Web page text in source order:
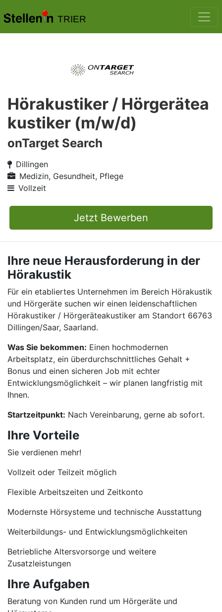
TRIER
Hörakustiker / Hörgerätea
kustiker (m/w/d)
onTarget Search
Dillingen
Medizin, Gesundheit, Pflege
Vollzeit
Jetzt Bewerben
Ihre neue Herausforderung in der
Hörakustik
Für ein etabliertes Unternehmen im Bereich Hörakustik
und Hörgeräte suchen wir einen leidenschaftlichen
Hörakustiker / Hörgeräteakustiker am Standort 66763
Dillingen/Saar, Saarland.
Was Sie bekommen: Einen hochmodernen
Arbeitsplatz, ein überdurchschnittliches Gehalt +
Bonus und einen sicheren Job mit echter
Entwicklungsmöglichkeit – wir planen langfristig mit
Ihnen.
Startzeitpunkt: Nach Vereinbarung, gerne ab sofort.
Ihre Vorteile
Sie verdienen mehr!
Vollzeit oder Teilzeit möglich
Flexible Arbeitszeiten und Zeitkonto
Modernste Hörsysteme und technische Ausstattung
Weiterbildungs- und Entwicklungsmöglichkeiten
Betriebliche Altersvorsorge und weitere
Zusatzleistungen
Ihre Aufgaben
Beratung von Kunden rund um Hörgeräte und